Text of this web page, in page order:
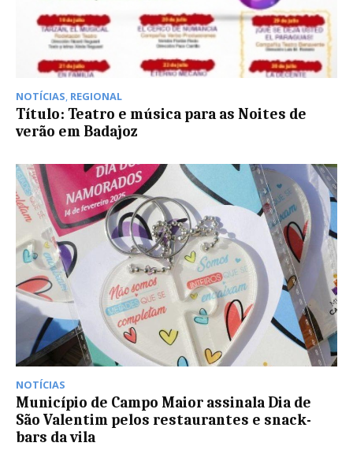
NOTÍCIAS, REGIONAL
Título: Teatro e música para as Noites de
verão em Badajoz
NOTÍCIAS
Município de Campo Maior assinala Dia de
São Valentim pelos restaurantes e snack-
bars da vila